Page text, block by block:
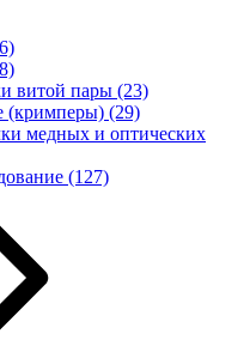
витой пары (23)
(кримперы) (29)
медных и оптических
(127)